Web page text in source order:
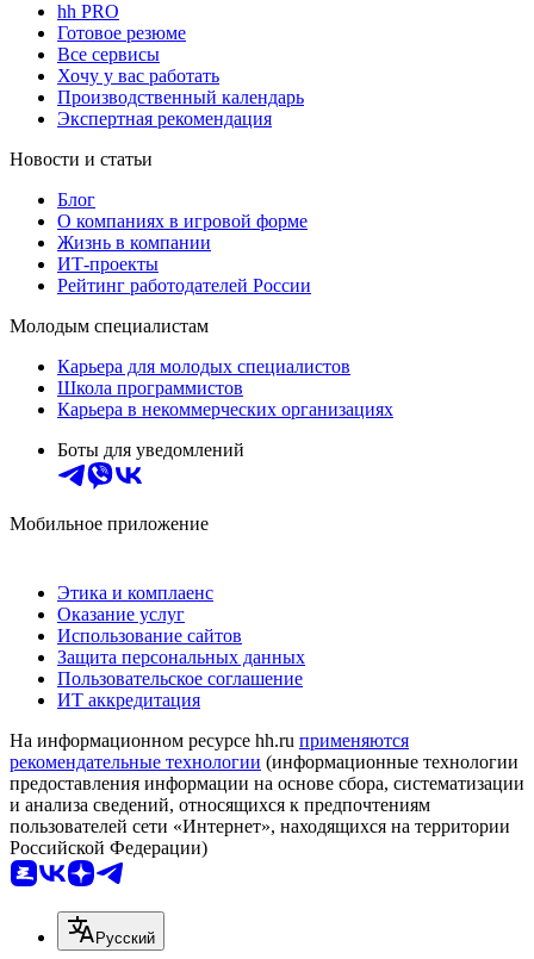
hh PRO
Готовое резюме
Все сервисы
Хочу у вас работать
Производственный календарь
Экспертная рекомендация
Новости и статьи
Блог
О компаниях в игровой форме
Жизнь в компании
ИТ-проекты
Рейтинг работодателей России
Молодым специалистам
Карьера для молодых специалистов
Школа программистов
Карьера в некоммерческих организациях
Боты для уведомлений
Мобильное приложение
Этика и комплаенс
Оказание услуг
Использование сайтов
Защита персональных данных
Пользовательское соглашение
ИТ аккредитация
На информационном ресурсе hh.ru применяются
рекомендательные технологии (информационные технологии
предоставления информации на основе сбора, систематизации
и анализа сведений, относящихся к предпочтениям
пользователей сети «Интернет», находящихся на территории
Российской Федерации)
Русский